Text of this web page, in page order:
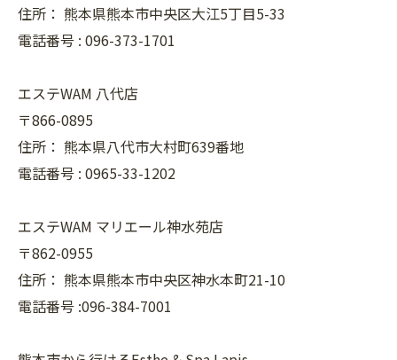
住所： 熊本県熊本市中央区大江5丁目5-33
電話番号 : 096-373-1701
エステWAM 八代店
〒866-0895
住所： 熊本県八代市大村町639番地
電話番号 : 0965-33-1202
エステWAM マリエール神水苑店
〒862-0955
住所： 熊本県熊本市中央区神水本町21-10
電話番号 :096-384-7001